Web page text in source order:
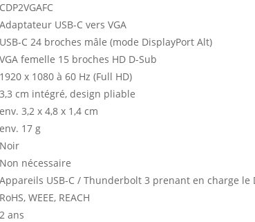
CDP2VGAFC
Adaptateur USB-C vers VGA
USB-C 24 broches mâle (mode DisplayPort Alt)
VGA femelle 15 broches HD D-Sub
1920 x 1080 à 60 Hz (Full HD)
3,3 cm intégré, design pliable
env. 3,2 x 4,8 x 1,4 cm
env. 17 g
Noir
Non nécessaire
Appareils USB-C / Thunderbolt 3 prenant en charge le
RoHS, WEEE, REACH
2 ans